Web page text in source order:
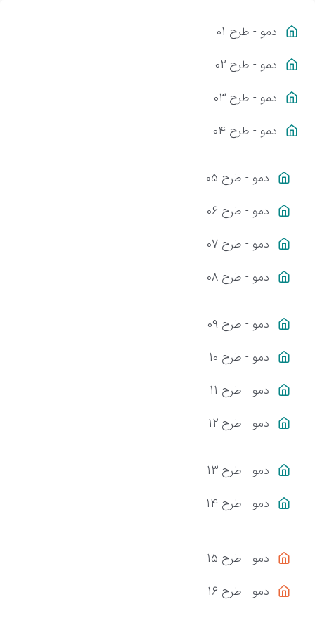
دمو - طرح 01
دمو - طرح 02
دمو - طرح 03
دمو - طرح 04
دمو - طرح 05
دمو - طرح 06
دمو - طرح 07
دمو - طرح 08
دمو - طرح 09
دمو - طرح 10
دمو - طرح 11
دمو - طرح 12
دمو - طرح 13
دمو - طرح 14
دمو - طرح 15
دمو - طرح 16